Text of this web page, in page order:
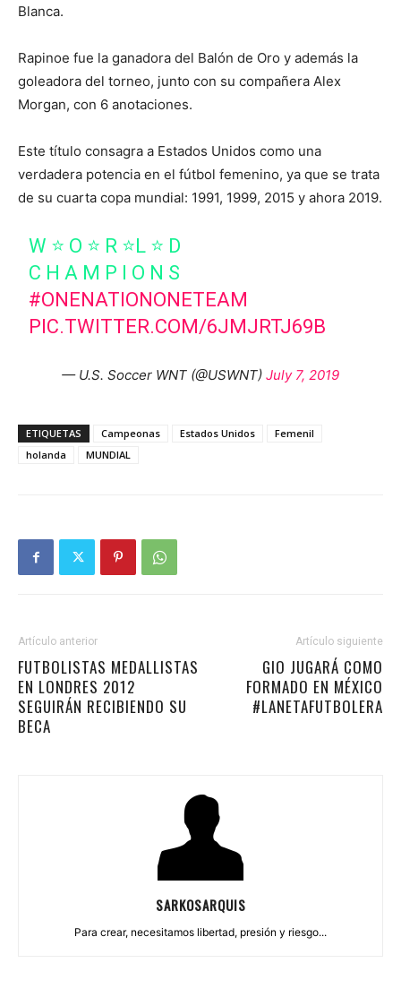
Blanca.
Rapinoe fue la ganadora del Balón de Oro y además la
goleadora del torneo, junto con su compañera Alex
Morgan, con 6 anotaciones.
Este título consagra a Estados Unidos como una
verdadera potencia en el fútbol femenino, ya que se trata
de su cuarta copa mundial: 1991, 1999, 2015 y ahora 2019.
W ⭐️ O ⭐️ R ⭐️L ⭐️ D
C H A M P I O N S
#ONENATIONONETEAM
PIC.TWITTER.COM/6JMJRTJ69B
— U.S. Soccer WNT (@USWNT) July 7, 2019
ETIQUETAS Campeonas Estados Unidos
Femenil
holanda
MUNDIAL
Artículo anterior
FUTBOLISTAS MEDALLISTAS
EN LONDRES 2012
SEGUIRÁN RECIBIENDO SU
BECA
Artículo siguiente
GIO JUGARÁ COMO
FORMADO EN MÉXICO
#LANETAFUTBOLERA
SARKOSARQUIS
Para crear, necesitamos libertad, presión y riesgo...